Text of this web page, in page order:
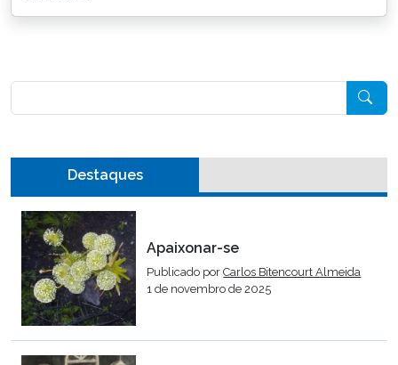
Destaques
Apaixonar-se
Publicado porCarlos Bitencourt Almeida
1 de novembro de 2025